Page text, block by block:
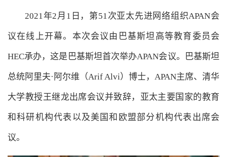
2021年2月1日，第51次亚太先进网络组织APAN会
议在线上开幕。本次会议由巴基斯坦高等教育委员会
HEC承办，这是巴基斯坦首次举办APAN会议。巴基斯坦
总统阿里夫·阿尔维（Arif Alvi）博士，APAN主席、清华
大学教授王继龙出席会议并致辞，亚太主要国家的教育
和科研机构代表以及美国和欧盟部分机构代表出席会
议。